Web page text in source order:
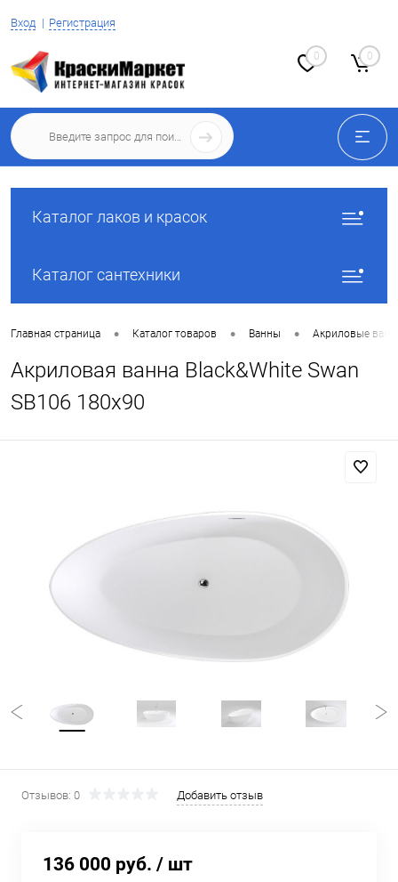
Вход Регистрация
0 0
Каталог лаков и красок
Каталог сантехники
Главная страница • Каталог товаров • Ванны • Акриловые
Акриловая ванна Black&White Swan
SB106 180x90
Отзывов: 0 Добавить отзыв
136 000 руб. / шт